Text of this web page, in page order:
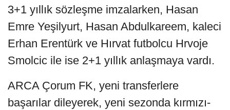
3+1 yıllık sözleşme imzalarken, Hasan
Emre Yeşilyurt, Hasan Abdulkareem, kaleci
Erhan Erentürk ve Hırvat futbolcu Hrvoje
Smolcic ile ise 2+1 yıllık anlaşmaya vardı.
ARCA Çorum FK, yeni transferlere
başarılar dileyerek, yeni sezonda kırmızı-